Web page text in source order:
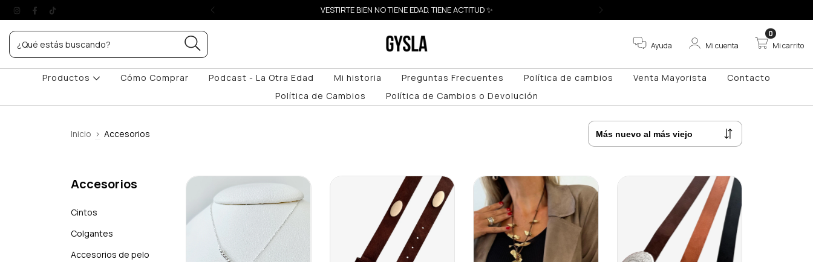
A TODO EL PAÍS VESTIRTE BIEN NO TIENE EDAD. TIENE ACTITUD ✨
Ayuda Mi cuenta Mi carrito
0
Productos Cómo Comprar Podcast - La Otra Edad Mi historia Preguntas Frecuentes Política de cambios Venta Mayorista
Contacto
Política de Cambios
Política de Cambios o Devolución
Inicio > Accesorios
Accesorios
Cintos
Colgantes
Accesorios de pelo